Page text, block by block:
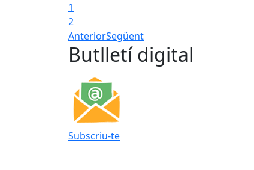
1
2
AnteriorSegüent
Butlletí digital
Subscriu-te